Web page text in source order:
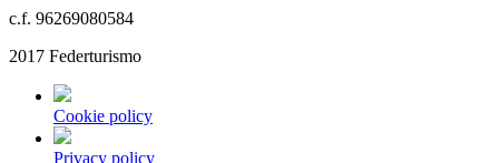
c.f. 96269080584
2017 Federturismo
Cookie policy
Privacy policy